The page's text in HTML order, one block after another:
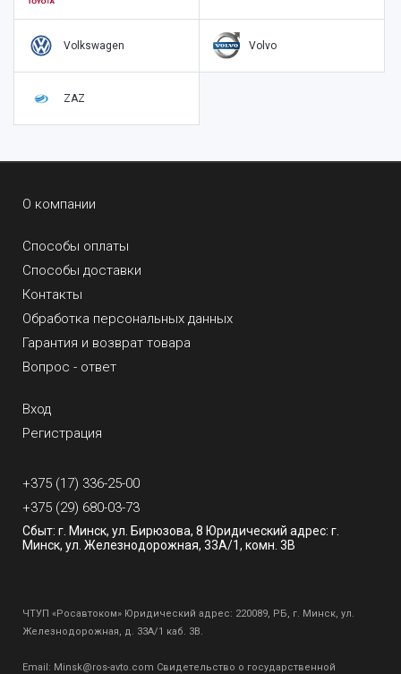
Volkswagen Volvo
ZAZ
О компании
Способы оплаты
Способы доставки
Контакты
Обработка персональных данных
Гарантия и возврат товара
Вопрос - ответ
Вход
Регистрация
+375 (17) 336-25-00
+375 (29) 680-03-73
Сбыт: г. Минск, ул. Бирюзова, 8 Юридический адрес: г.
Минск, ул. Железнодорожная, 33А/1, комн. 3В
ЧТУП «Росавтоком» Юридический адрес: 220089, РБ, г. Минск, ул.
Железнодорожная, д. 33А/1 каб. 3В.
Email: Minsk@ros-avto.com Свидетельство о государственной